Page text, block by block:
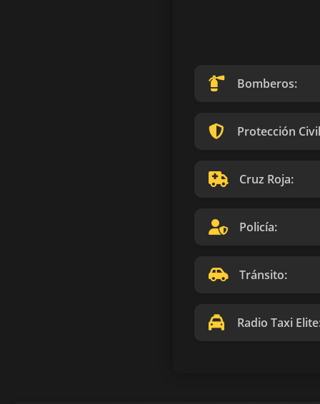
Bomberos:
Protección
Cruz Roja:
Policía:
Tránsito:
Radio Taxi